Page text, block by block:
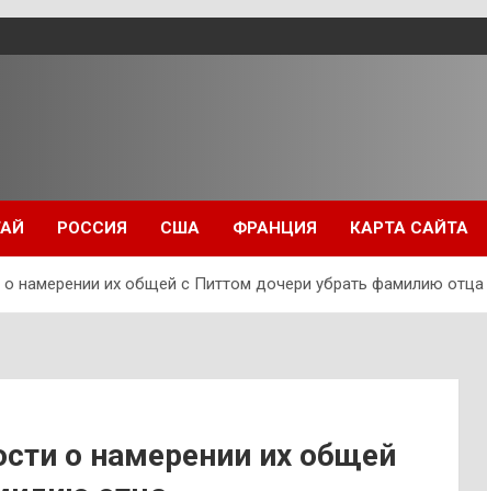
РОССИЯ США ФРАНЦИЯ КАРТА САЙТА
намерении их общей с Питтом дочери убрать фамилию отца
о намерении их общей